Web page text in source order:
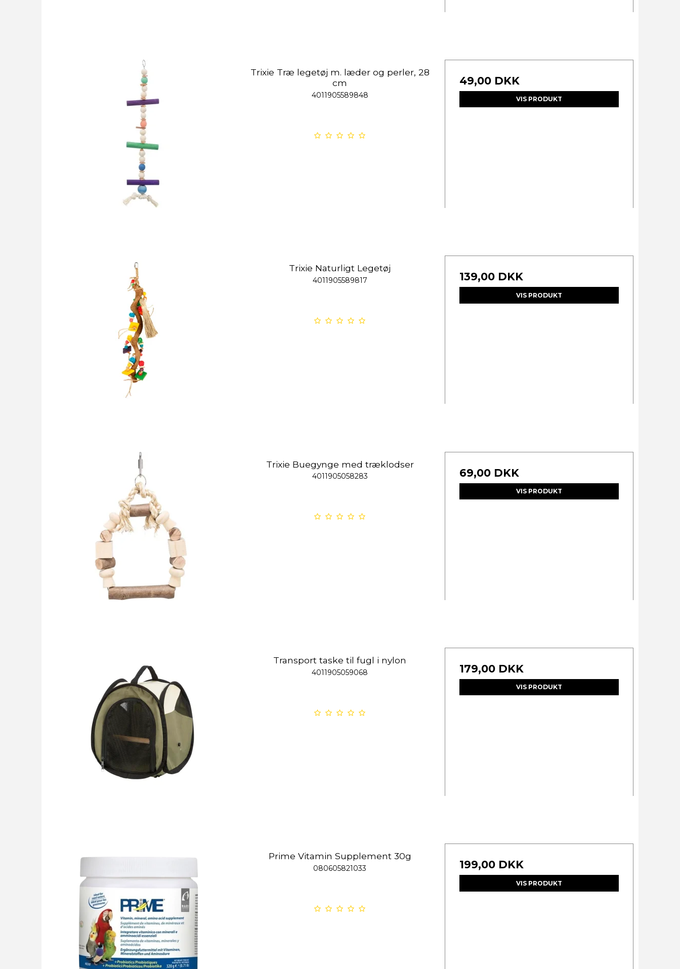
Trixie Træ legetøj m. læder og perler, 28
cm
4011905589848
49,00 DKK
VIS PRODUKT
Trixie Naturligt Legetøj
4011905589817 139,00 DKK
VIS PRODUKT
Trixie Buegynge med træklodser
4011905058283 69,00 DKK
VIS PRODUKT
Transport taske til fugl i nylon
4011905059068 179,00 DKK
VIS PRODUKT
Prime Vitamin Supplement 30g
080605821033 199,00 DKK
VIS PRODUKT